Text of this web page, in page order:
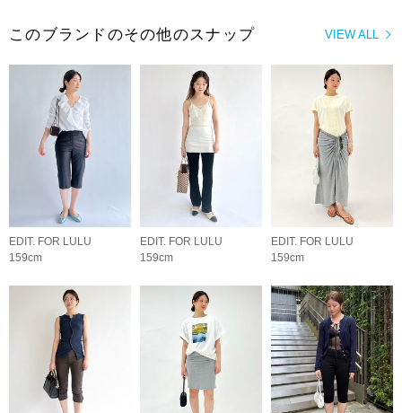
VIEW ALL
このブランドのその他のスナップ
EDIT. FOR LULU
159cm
EDIT. FOR LULU
159cm
EDIT. FOR LULU
159cm